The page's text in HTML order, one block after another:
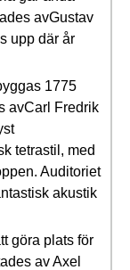
avGustav
upp där år
1775
avCarl Fredrik
tetrastil, med
Auditoriet
akustik
göra plats för
av Axel